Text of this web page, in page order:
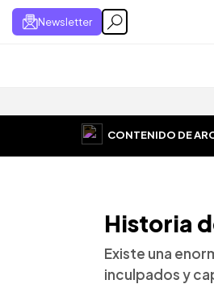
Newsletter
CONTENIDO DE
Historia
Existe una
inculpados y